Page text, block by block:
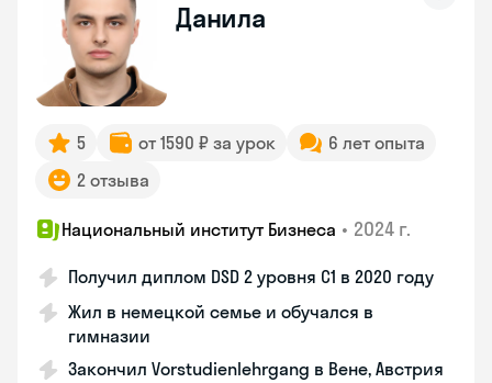
Данила
5 от 1590 ₽ за урок
6 лет опыта
2 отзыва
Национальный институт Бизнеса • 2024 г.
Получил диплом DSD 2 уровня С1 в 2020 году
Жил в немецкой семье и обучался в
гимназии
Закончил Vorstudienlehrgang в Вене, Австрия